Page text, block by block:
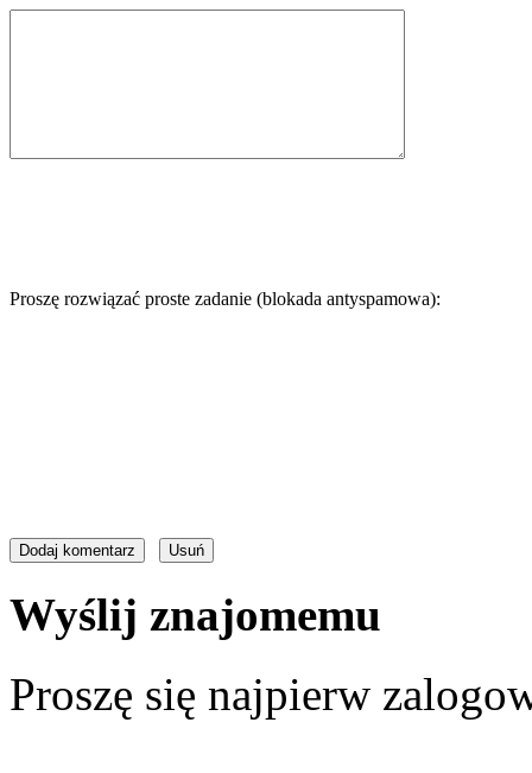
Proszę rozwiązać proste zadanie (blokada antyspamowa):
Wyślij znajomemu
Proszę się najpierw